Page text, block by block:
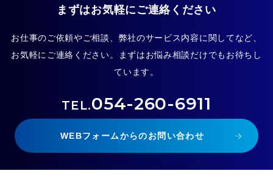
まずはお気軽にご連絡ください
お仕事のご依頼やご相談、弊社のサービス内容に関してなど、
お気軽にご連絡ください。まずはお悩み相談だけでもお待ちし
ています。
TEL.054-260-6911
WEBフォームからのお問い合わせ